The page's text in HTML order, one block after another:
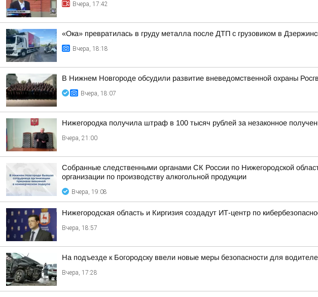
Вчера, 17:42
«Ока» превратилась в груду металла после ДТП с грузовиком в
Вчера, 18:18
В Нижнем Новгороде обсудили развитие вневедомственной охраны
Вчера, 18:07
Нижегородка получила штраф в 100 тысяч рублей за незаконное
Вчера, 21:00
Собранные следственными органами СК России по Нижегородской
организации по производству алкогольной продукции
Вчера, 19:08
Нижегородская область и Киргизия создадут ИТ-центр по
Вчера, 18:57
На подъезде к Богородску ввели новые меры безопасности для
Вчера, 17:28